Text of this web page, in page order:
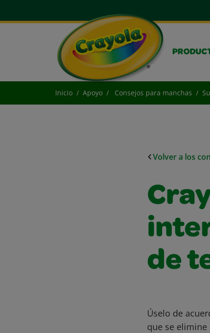
Inicio Apoyo Consejos para manchas
Volver a los
de
Úselo de
que se elimine